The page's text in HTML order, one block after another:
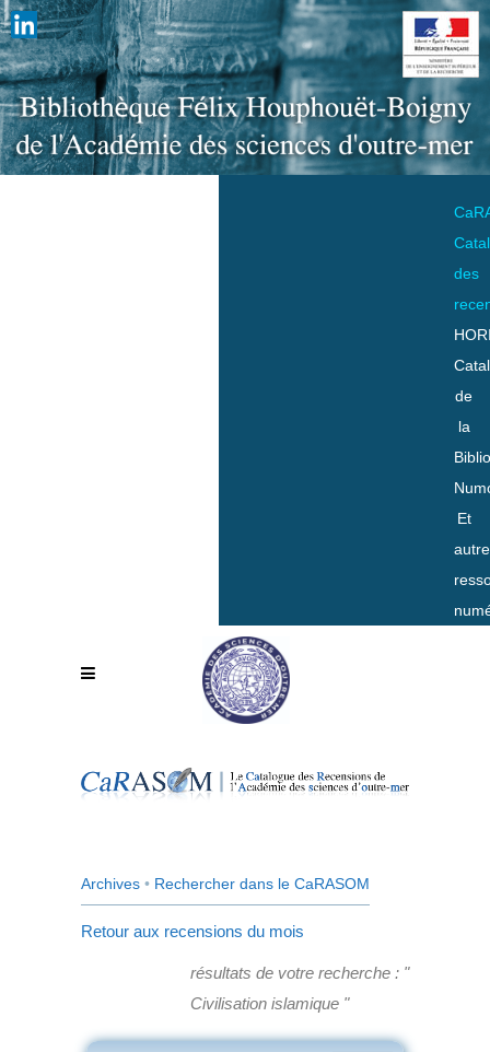
des
de
la
Et
Archives • Rechercher dans le CaRASOM
Retour aux recensions du mois
résultats de votre recherche : "
Civilisation islamique "